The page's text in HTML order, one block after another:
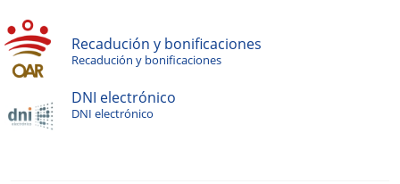
Recadución y bonificaciones
Recadución y bonificaciones
DNI electrónico
DNI electrónico